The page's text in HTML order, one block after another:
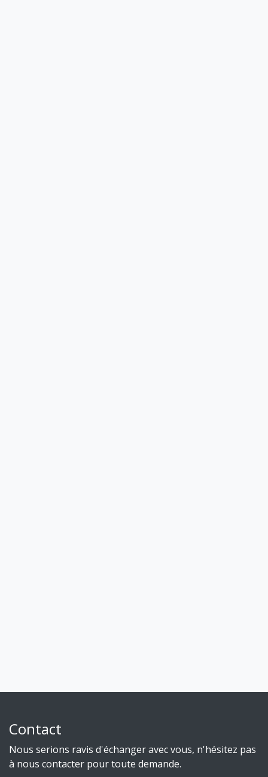
Contact
Nous serions ravis d'échanger avec vous, n'hésitez pas
à nous contacter pour toute demande.